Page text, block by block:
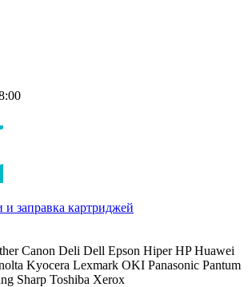
и заправка картриджей
Canon Deli Dell Epson Hiper HP Huawei
Kyocera Lexmark OKI Panasonic Pantum
Sharp Toshiba Xerox